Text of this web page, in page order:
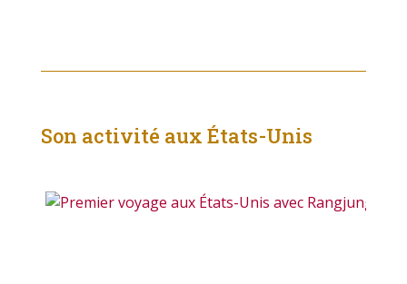
Son activité aux États-Unis